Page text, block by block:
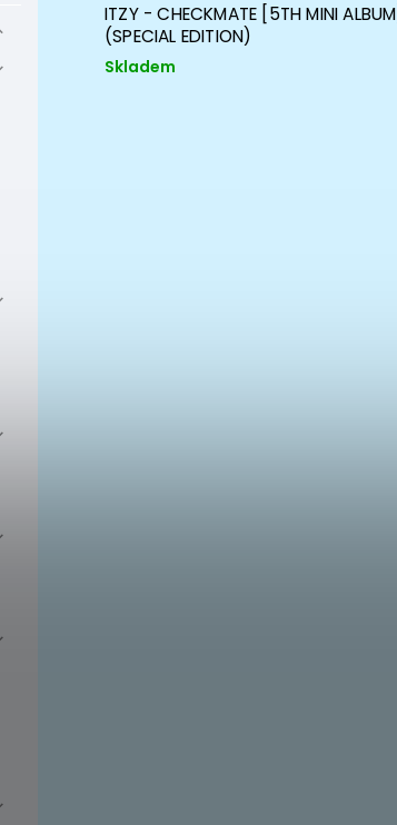
ITZY - CHECKMATE [5TH MINI ALBUM]
(SPECIAL EDITION)
Skladem